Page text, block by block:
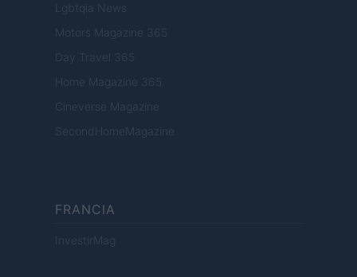
Lgbtqia News
Motors Magazine 365
Day Travel 365
Home Magazine 365
Cineverse Magazine
SecondHomeMagazine
FRANCIA
InvestirMag